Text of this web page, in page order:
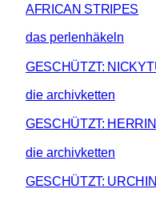
AFRICAN STRIPES
das perlenhäkeln
GESCHÜTZT:
die archivketten
GESCHÜTZT:
die archivketten
GESCHÜTZT: URCHIN